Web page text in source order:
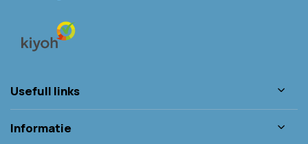
Usefull links
Informatie